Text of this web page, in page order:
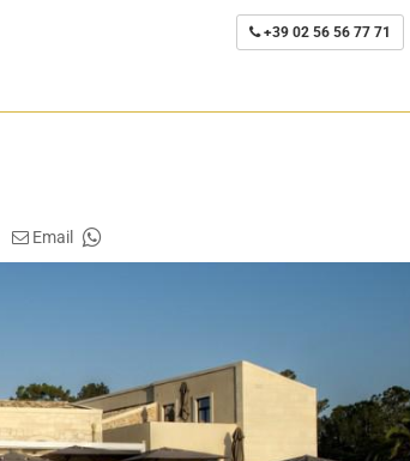
+39 02 56 56 77 71
Email